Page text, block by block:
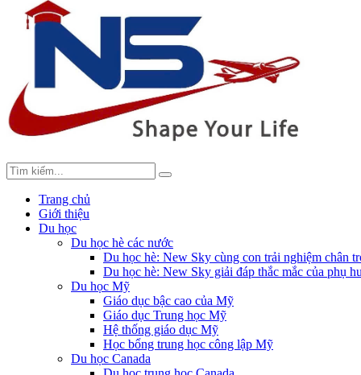
Trang chủ
Giới thiệu
Du học
Du học hè các nước
Du học hè: New Sky cùng con trải nghiệm chân
Du học hè: New Sky giải đáp thắc mắc của phụ
Du học Mỹ
Giáo dục bậc cao của Mỹ
Giáo dục Trung học Mỹ
Hệ thống giáo dục Mỹ
Học bổng trung học công lập Mỹ
Du học Canada